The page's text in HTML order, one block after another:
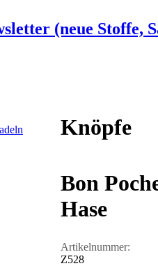
(neue Stoffe,
Knöpfe
Bon
Hase
Artikelnummer:
Z528